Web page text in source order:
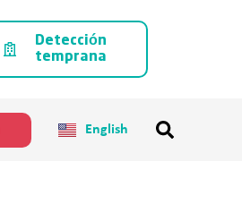
Detección
temprana
English